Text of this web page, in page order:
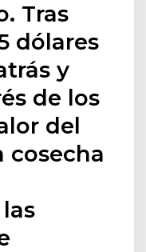
Tras
dólares
y
de los
del
cosecha